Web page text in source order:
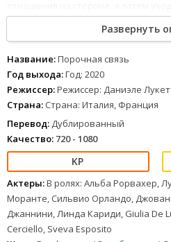
с семьей оказывается гораздо
Развернуть
Название:Порочная связь
Год выхода:Год: 2020
Режиссер:Режиссер: Даниэле
Страна: Страна: Италия, Франция
Перевод: Дублированный
Качество: 720 - 1080
Актеры:В ролях: Альба Рорвахер,
Моранте, Сильвио Орландо,
Джаннини, Линда Кариди, Giulia De
Cerciello, Sveva Esposito